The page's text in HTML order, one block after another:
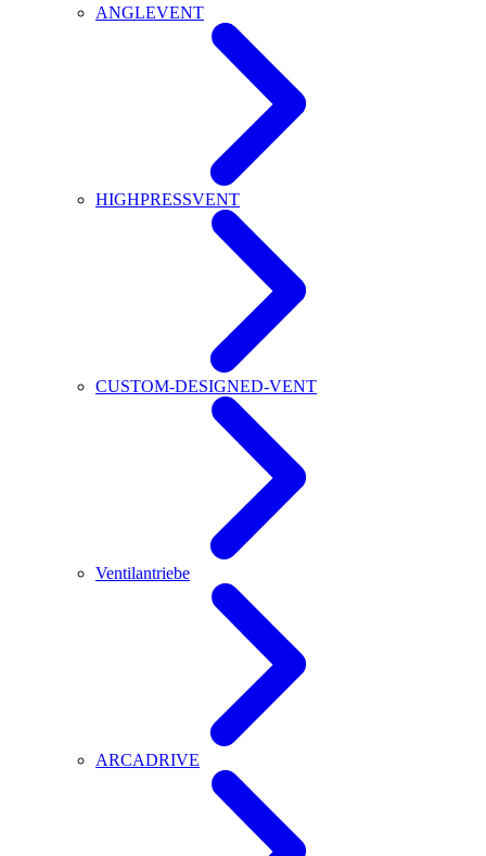
ANGLEVENT
HIGHPRESSVENT
CUSTOM-DESIGNED-VENT
Ventilantriebe
ARCADRIVE